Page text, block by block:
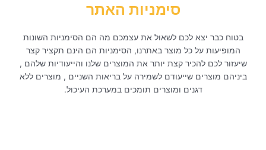
סימניות האתר
בטוח כבר יצא לכם לשאול את עצמכם מה הם הסימניות השונות
המופיעות על כל מוצר באתרנו, הסימניות הם הינם תקציר קצר
שיעזור לכם להכיר קצת יותר את המוצרים שלנו והייעודיות שלהם ,
ביניהם מוצרים שייעודם לשמירה על בריאות השניים , מוצרים ללא
דגנים ומוצרים תומכים במערכת העיכול.